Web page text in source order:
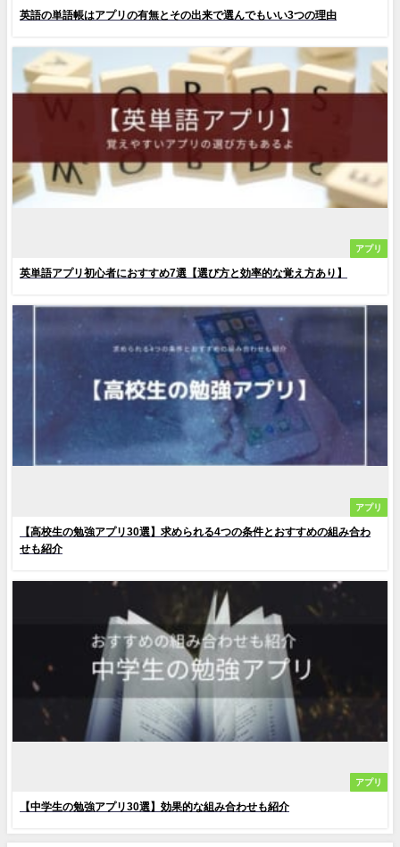
英語の単語帳はアプリの有無とその出来で選んでもいい3つの理由
アプリ
英単語アプリ初心者におすすめ7選【選び方と効率的な覚え方あり】
アプリ
【高校生の勉強アプリ30選】求められる4つの条件とおすすめの組み合わ
せも紹介
アプリ
【中学生の勉強アプリ30選】効果的な組み合わせも紹介